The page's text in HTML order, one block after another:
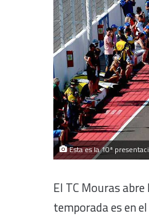
Esta es la 10ª
El TC Mouras
temporada es en